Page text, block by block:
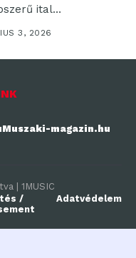
ital
3, 2026
Muszaki-magazin.hu
| 1MUSIC
/
Adatvédelem